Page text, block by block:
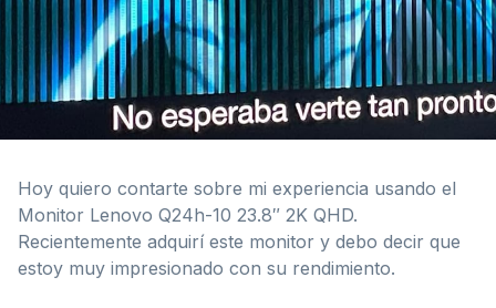
Hoy quiero contarte sobre mi experiencia usando el
Monitor Lenovo Q24h-10 23.8″ 2K QHD.
Recientemente adquirí este monitor y debo decir que
estoy muy impresionado con su rendimiento.